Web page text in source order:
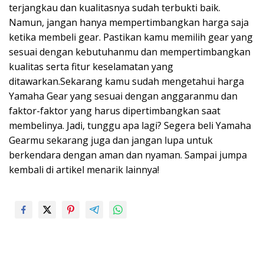
terjangkau dan kualitasnya sudah terbukti baik.
Namun, jangan hanya mempertimbangkan harga saja
ketika membeli gear. Pastikan kamu memilih gear yang
sesuai dengan kebutuhanmu dan mempertimbangkan
kualitas serta fitur keselamatan yang
ditawarkan.Sekarang kamu sudah mengetahui harga
Yamaha Gear yang sesuai dengan anggaranmu dan
faktor-faktor yang harus dipertimbangkan saat
membelinya. Jadi, tunggu apa lagi? Segera beli Yamaha
Gearmu sekarang juga dan jangan lupa untuk
berkendara dengan aman dan nyaman. Sampai jumpa
kembali di artikel menarik lainnya!